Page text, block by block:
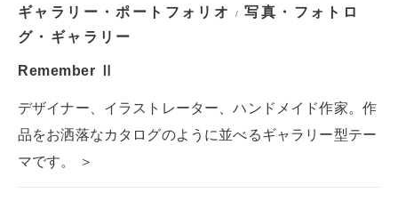
ギャラリー・ポートフォリオ /写真・フォトロ
グ・ギャラリー
Remember Ⅱ
デザイナー、イラストレーター、ハンドメイド作家。作
品をお洒落なカタログのように並べるギャラリー型テー
マです。 ＞